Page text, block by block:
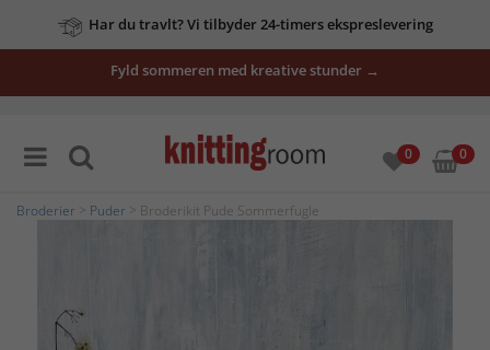
Har du travlt? Vi tilbyder 24-timers ekspreslevering
Fyld sommeren med kreative stunder →
0 0
Broderier Puder > Broderikit Pude Sommerfugle